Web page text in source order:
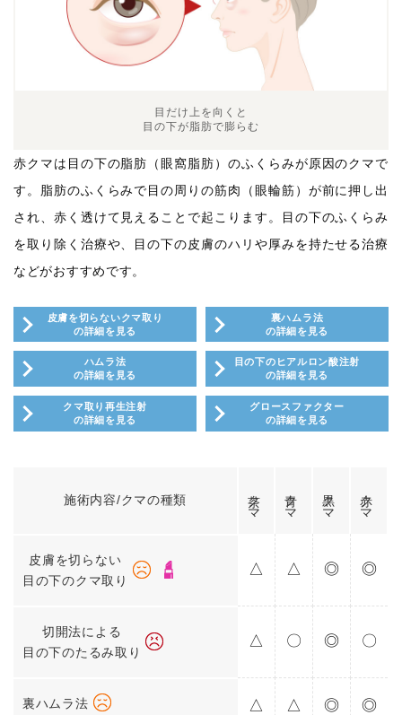
目だけ上を向くと
目の下が脂肪で膨らむ
赤クマは目の下の脂肪（眼窩脂肪）のふくらみが原因のクマで
す。脂肪のふくらみで目の周りの筋肉（眼輪筋）が前に押し出
され、赤く透けて見えることで起こります。目の下のふくらみ
を取り除く治療や、目の下の皮膚のハリや厚みを持たせる治療
などがおすすめです。
皮膚を切らないクマ取り
の詳細を見る
裏ハムラ法
の詳細を見る
ハムラ法
の詳細を見る
目の下のヒアルロン酸注射
の詳細を見る
クマ取り再生注射
の詳細を見る
グロースファクター
の詳細を見る
施術内容/クマの種類 茶クマ 青クマ 黒クマ 赤クマ
皮膚を切らない
目の下のクマ取り
△ △ ◎ ◎
切開法による
目の下のたるみ取り
△ 〇 ◎ 〇
裏ハムラ法 △ △ ◎ ◎